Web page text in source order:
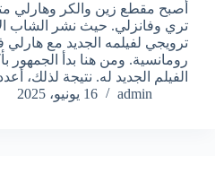
أصبح مقطع زين والكر وهارلي
تري وفانزلي. حيث نشر الشاب
ترويجي لفيلمه الجديد مع
رومانسية. ومن هنا بدأ الجمهور
الفيلم الجديد له. نتيجة لذلك،
admin
16 يونيو، 2025